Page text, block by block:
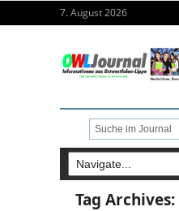
7. August 2026
Tag Archives: